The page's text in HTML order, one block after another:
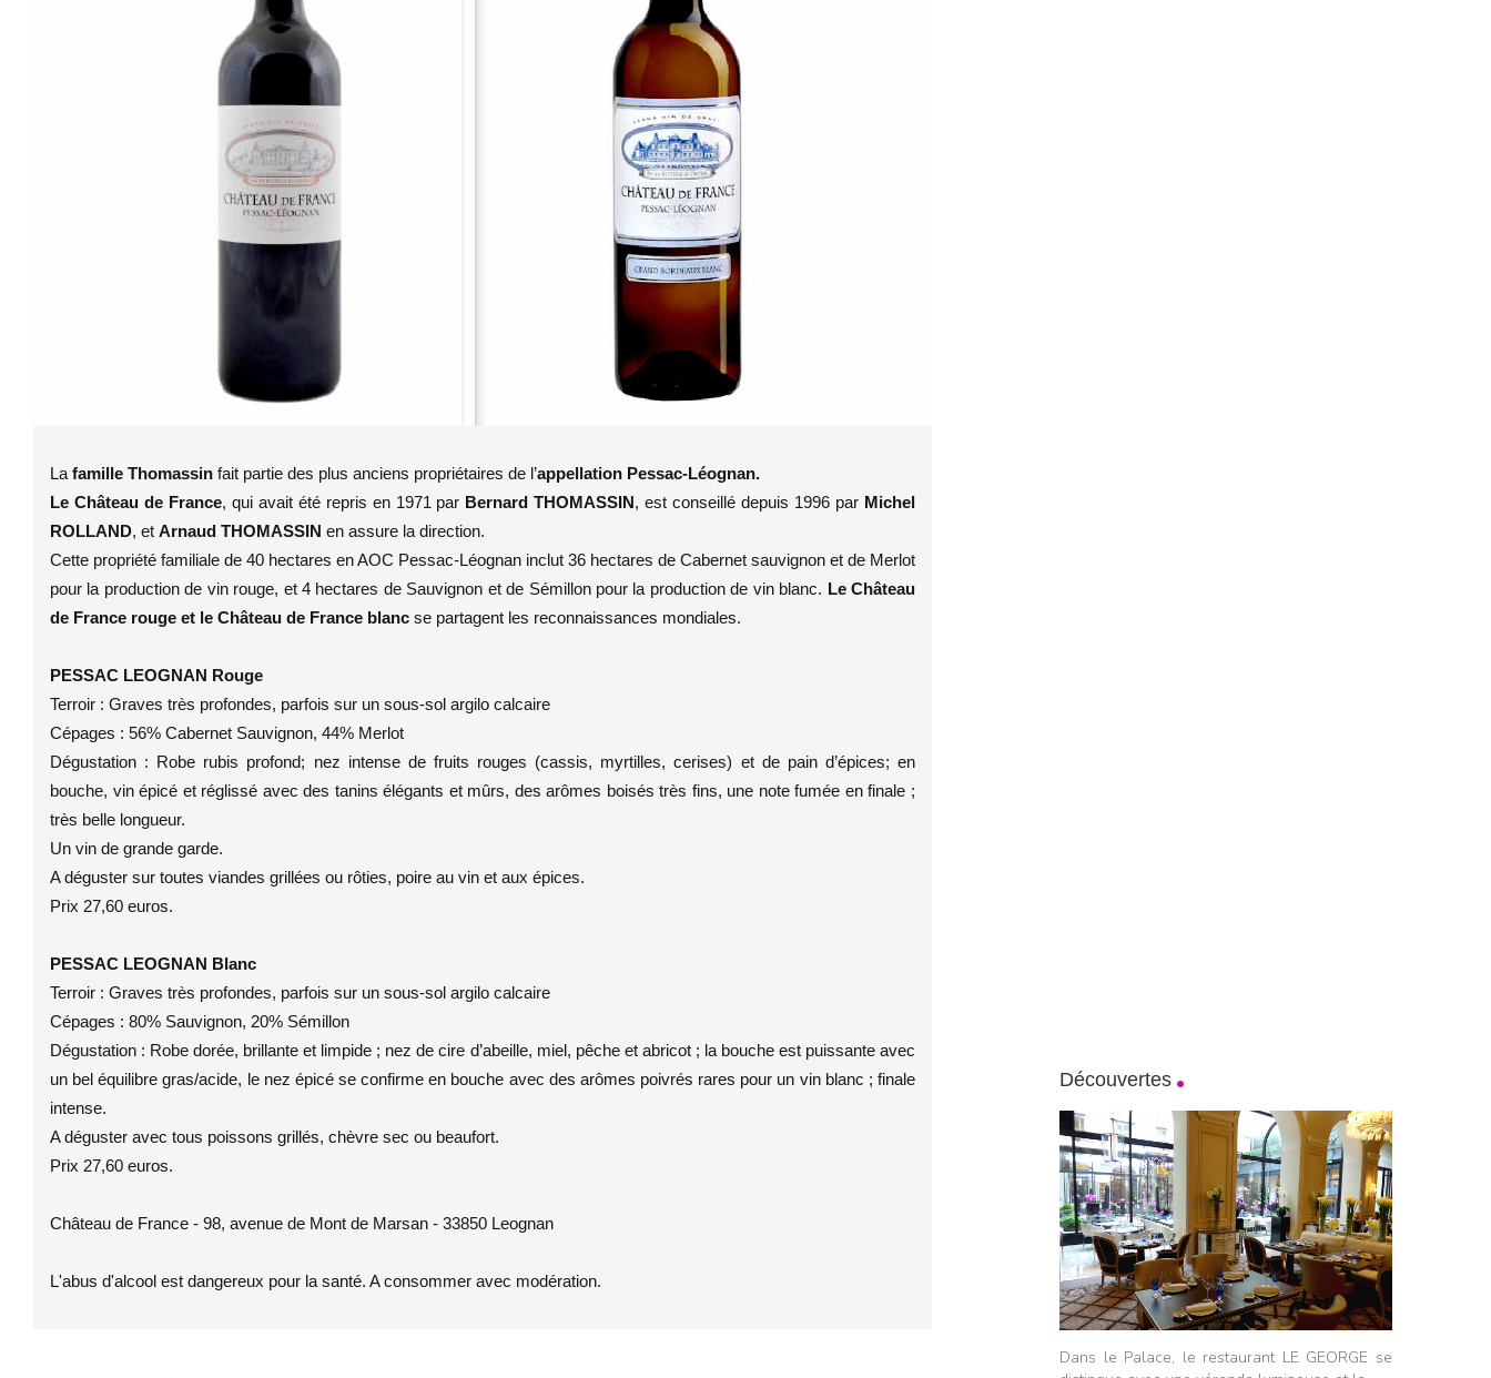
La famille Thomassin fait partie des plus anciens propriétaires de l’appellation Pessac-Léognan.
Le Château de France, qui avait été repris en 1971 par Bernard THOMASSIN, est conseillé depuis 1996 par Michel
ROLLAND, et Arnaud THOMASSIN en assure la direction.
Cette propriété familiale de 40 hectares en AOC Pessac-Léognan inclut 36 hectares de Cabernet sauvignon et de Merlot
pour la production de vin rouge, et 4 hectares de Sauvignon et de Sémillon pour la production de vin blanc. Le Château
de France rouge et le Château de France blanc se partagent les reconnaissances mondiales.
PESSAC LEOGNAN Rouge
Terroir : Graves très profondes, parfois sur un sous-sol argilo calcaire
Cépages : 56% Cabernet Sauvignon, 44% Merlot
Dégustation : Robe rubis profond; nez intense de fruits rouges (cassis, myrtilles, cerises) et de pain d’épices; en
bouche, vin épicé et réglissé avec des tanins élégants et mûrs, des arômes boisés très fins, une note fumée en finale ;
très belle longueur.
Un vin de grande garde.
A déguster sur toutes viandes grillées ou rôties, poire au vin et aux épices.
Prix 27,60 euros.
PESSAC LEOGNAN Blanc
Terroir : Graves très profondes, parfois sur un sous-sol argilo calcaire
Cépages : 80% Sauvignon, 20% Sémillon
Dégustation : Robe dorée, brillante et limpide ; nez de cire d’abeille, miel, pêche et abricot ; la bouche est puissante avec
un bel équilibre gras/acide, le nez épicé se confirme en bouche avec des arômes poivrés rares pour un vin blanc ; finale
intense.
A déguster avec tous poissons grillés, chèvre sec ou beaufort.
Prix 27,60 euros.
Château de France - 98, avenue de Mont de Marsan - 33850 Leognan
L'abus d'alcool est dangereux pour la santé. A consommer avec modération.
Découvertes
Dans le Palace, le restaurant LE GEORGE se